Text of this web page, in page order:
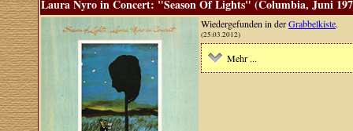
Laura Nyro in Concert: "Season Of Lights" (Columbia, Juni
Wiedergefunden in derGrabbelkiste.
(25.03.2012)
Mehr ...